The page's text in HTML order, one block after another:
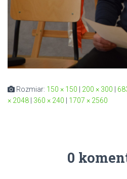
Rozmiar: 150 × 150 200 × 300
× 2048
360 × 240 1707 × 2560
0